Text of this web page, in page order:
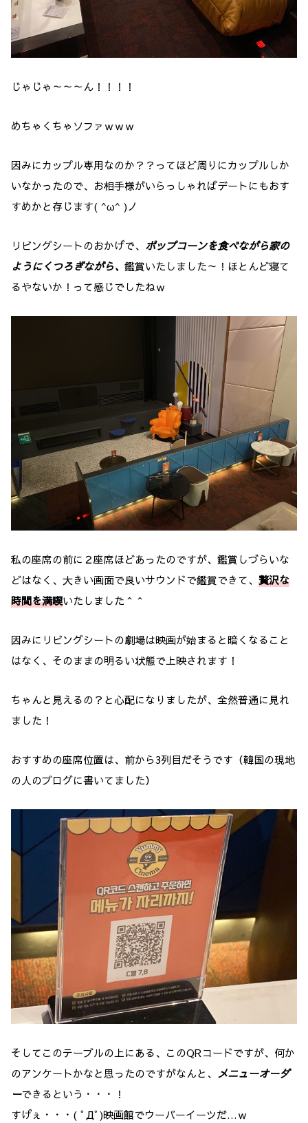
じゃじゃ～～～ん！！！！
めちゃくちゃソファｗｗｗ
因みにカップル専用なのか？？ってほど周りにカップルしか
いなかったので、お相手様がいらっしゃればデートにもおす
すめかと存じます( ^ω^ )ノ
リビングシートのおかげで、 ポップコーンを食べながら家の
ようにくつろぎながら、 鑑賞いたしました～！ほとんど寝て
るやないか！って感じでしたねｗ
私の座席の前に２座席ほどあったのですが、鑑賞しづらいな
どはなく、大きい画面で良いサウンドで鑑賞できて、 贅沢な
時間を満喫いたしました＾＾
因みにリビングシートの劇場は映画が始まると暗くなること
はなく、そのままの明るい状態で上映されます！
ちゃんと見えるの？と心配になりましたが、全然普通に見れ
ました！
おすすめの座席位置は、前から3列目だそうです（韓国の現地
の人のブログに書いてました）
そしてこのテーブルの上にある、このQRコードですが、何か
のアンケートかなと思ったのですがなんと、 メニューオーダ
ーできるという・・・！
すげぇ・・・( ﾟДﾟ)映画館でウーバーイーツだ…ｗ